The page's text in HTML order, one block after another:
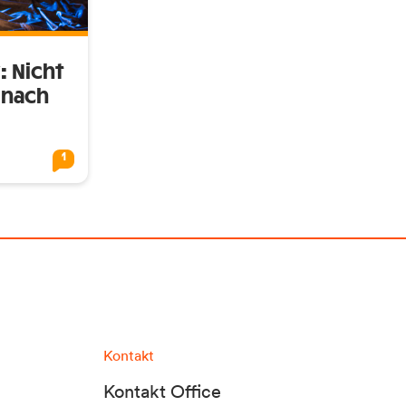
Nicht
1
Kontakt
Kontakt Office